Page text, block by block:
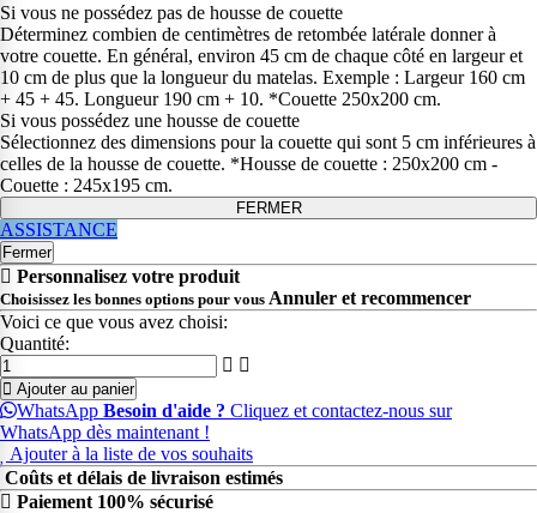
Si vous ne possédez pas de housse de couette
Déterminez combien de centimètres de retombée latérale donner à
votre couette. En général, environ 45 cm de chaque côté en largeur et
10 cm de plus que la longueur du matelas. Exemple : Largeur 160 cm
+ 45 + 45. Longueur 190 cm + 10. *Couette 250x200 cm.
Si vous possédez une housse de couette
Sélectionnez des dimensions pour la couette qui sont 5 cm inférieures à
celles de la housse de couette. *Housse de couette : 250x200 cm -
Couette : 245x195 cm.
FERMER
ASSISTANCE
Fermer
Personnalisez votre produit
Choisissez les bonnes options pour vous Annuler et recommencer
Voici ce que vous avez choisi:
Quantité:
Ajouter au panier
WhatsApp Besoin d'aide ? Cliquez et contactez-nous sur
WhatsApp dès maintenant !
Ajouter à la liste de vos souhaits
Coûts et délais de livraison estimés
Paiement 100% sécurisé